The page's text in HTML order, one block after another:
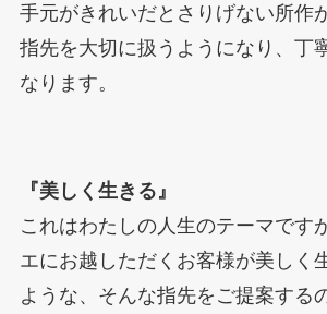
手元がきれいだとさりげない所作
指先を大切に扱うようになり、丁
なります。
『美しく生きる』
これはわたしの人生のテーマです
エにお越しただくお客様が美しく
ような、そんな指先をご提案する